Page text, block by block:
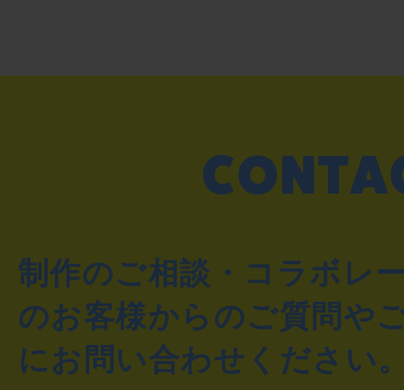
制作のご相談・コラボレ
のお客様からのご質問や
にお問い合わせください